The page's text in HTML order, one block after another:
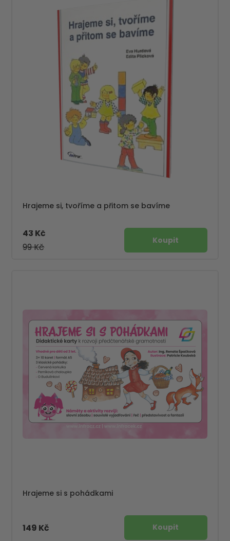
Hrajeme si, tvoříme a přitom se bavíme
99 Kč
43 Kč
Hrajeme si s pohádkami
149 Kč